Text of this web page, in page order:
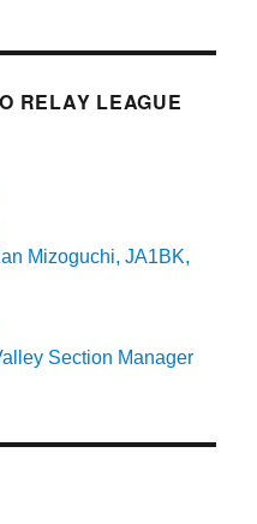
RELAY LEAGUE
Mizoguchi, JA1BK,
Section Manager